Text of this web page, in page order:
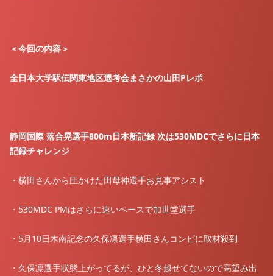
＜今回の内容＞
全日本大学駅伝関東地区選考会まさかの山田Pレポ
静岡国際 落合晃選手800m日本新記録 次は530MDCでさらに日本
記録チャレンジ
・横田さんから圧かけた田母神選手お見事アシスト
・530MDC PMはさらに速いペースで加世堂選手
・5月10日木南記念の久保凛選手横田さんコンビに取材殺到
・久保凛選手状態上がってるが、ひと冬越せてないので高望み出